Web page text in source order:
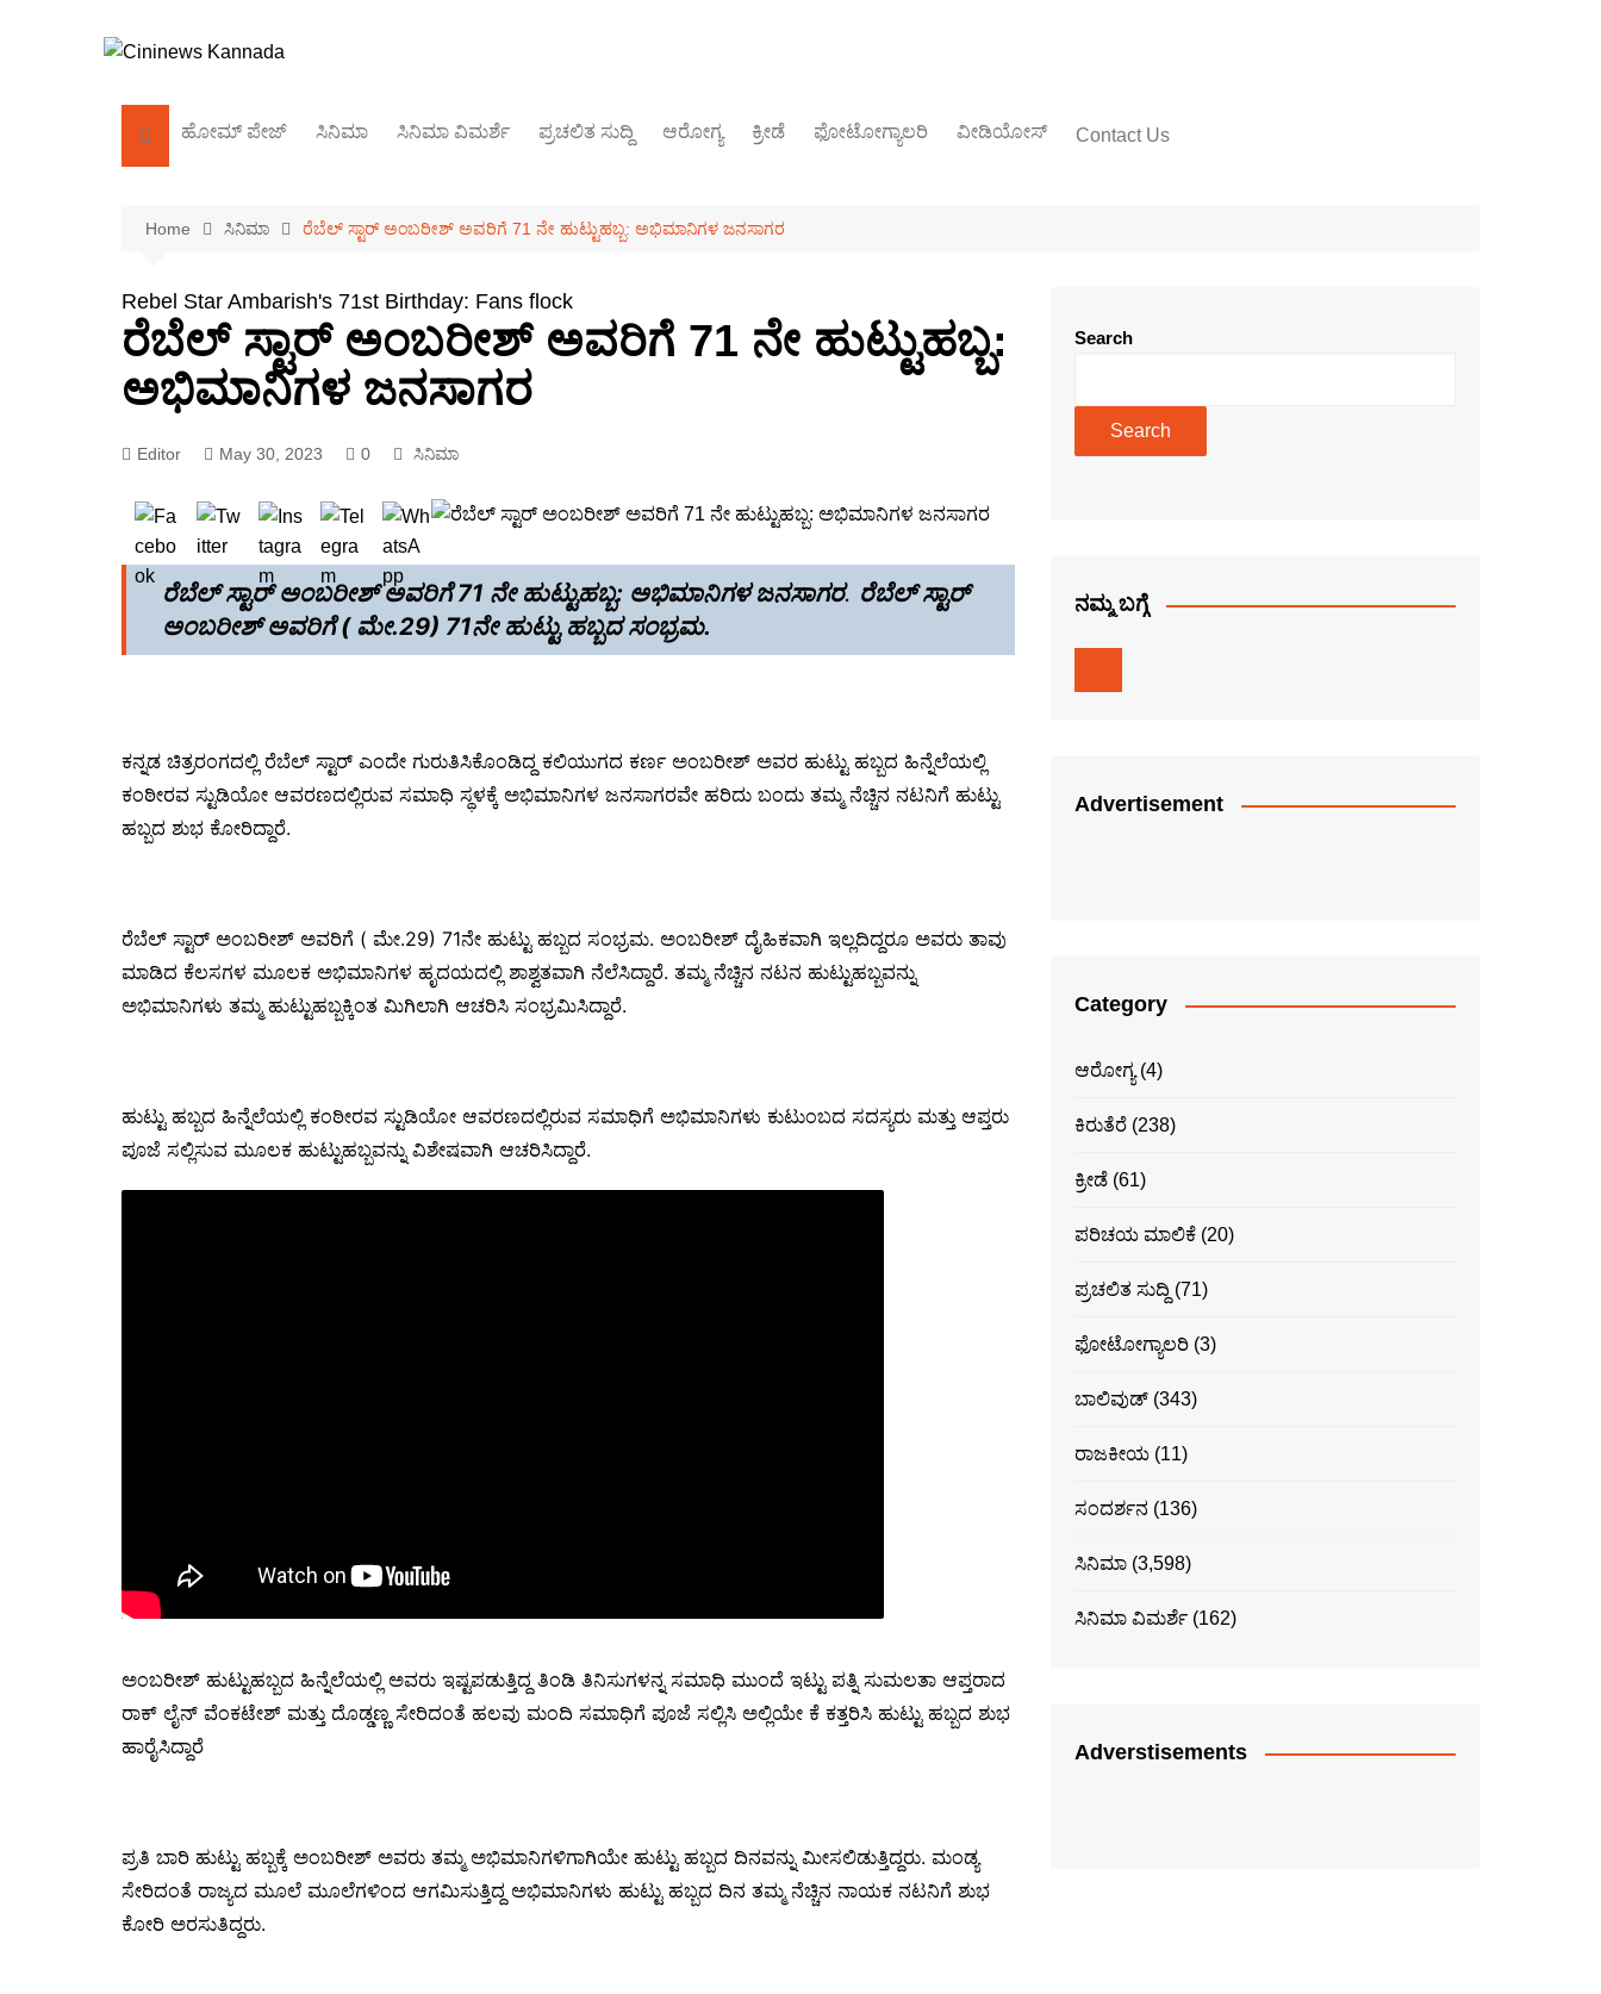
ಹೋಮ್‌ ಪೇಜ್ ಸಿನಿಮಾ
ಬಾಲಿವುಡ್
ಸಿನಿಮಾ ವಿಮರ್ಶೆ ಪ್ರಚಲಿತ ಸುದ್ದಿ ಆರೋಗ್ಯ ಕ್ರೀಡೆ ಫೋಟೋಗ್ಯಾಲರಿ ವೀಡಿಯೋಸ್ Contact Us
Home ಸಿನಿಮಾ ರೆಬೆಲ್ ಸ್ಟಾರ್ ಅಂಬರೀಶ್ ಅವರಿಗೆ 71 ನೇ ಹುಟ್ಟುಹಬ್ಬ: ಅಭಿಮಾನಿಗಳ ಜನಸಾಗರ
Rebel Star Ambarish's 71st Birthday: Fans flock
ರೆಬೆಲ್ ಸ್ಟಾರ್ ಅಂಬರೀಶ್ ಅವರಿಗೆ 71 ನೇ ಹುಟ್ಟುಹಬ್ಬ:
ಅಭಿಮಾನಿಗಳ ಜನಸಾಗರ
Editor May 30, 2023 0 ಸಿನಿಮಾ
ರೆಬೆಲ್ ಸ್ಟಾರ್ ಅಂಬರೀಶ್ ಅವರಿಗೆ 71 ನೇ ಹುಟ್ಟುಹಬ್ಬ: ಅಭಿಮಾನಿಗಳ ಜನಸಾಗರ. ರೆಬೆಲ್ ಸ್ಟಾರ್
ಅಂಬರೀಶ್ ಅವರಿಗೆ ( ಮೇ.29) 71ನೇ ಹುಟ್ಟು ಹಬ್ಬದ ಸಂಭ್ರಮ.
ಕನ್ನಡ ಚಿತ್ರರಂಗದಲ್ಲಿ ರೆಬೆಲ್ ಸ್ಟಾರ್ ಎಂದೇ ಗುರುತಿಸಿಕೊಂಡಿದ್ದ ಕಲಿಯುಗದ ಕರ್ಣ ಅಂಬರೀಶ್ ಅವರ ಹುಟ್ಟು ಹಬ್ಬದ ಹಿನ್ನೆಲೆಯಲ್ಲಿ
ಕಂಠೀರವ ಸ್ಟುಡಿಯೋ ಆವರಣದಲ್ಲಿರುವ ಸಮಾಧಿ ಸ್ಥಳಕ್ಕೆ ಅಭಿಮಾನಿಗಳ ಜನಸಾಗರವೇ ಹರಿದು ಬಂದು ತಮ್ಮ ನೆಚ್ಚಿನ ನಟನಿಗೆ ಹುಟ್ಟು
ಹಬ್ಬದ ಶುಭ ಕೋರಿದ್ದಾರೆ.
ರೆಬೆಲ್ ಸ್ಟಾರ್ ಅಂಬರೀಶ್ ಅವರಿಗೆ ( ಮೇ.29) 71ನೇ ಹುಟ್ಟು ಹಬ್ಬದ ಸಂಭ್ರಮ. ಅಂಬರೀಶ್ ದೈಹಿಕವಾಗಿ ಇಲ್ಲದಿದ್ದರೂ ಅವರು ತಾವು
ಮಾಡಿದ ಕೆಲಸಗಳ ಮೂಲಕ ಅಭಿಮಾನಿಗಳ ಹೃದಯದಲ್ಲಿ ಶಾಶ್ವತವಾಗಿ ನೆಲೆಸಿದ್ದಾರೆ. ತಮ್ಮ ನೆಚ್ಚಿನ ನಟನ ಹುಟ್ಟುಹಬ್ಬವನ್ನು
ಅಭಿಮಾನಿಗಳು ತಮ್ಮ ಹುಟ್ಟುಹಬ್ಬಕ್ಕಿಂತ ಮಿಗಿಲಾಗಿ ಆಚರಿಸಿ ಸಂಭ್ರಮಿಸಿದ್ದಾರೆ.
ಹುಟ್ಟು ಹಬ್ಬದ ಹಿನ್ನೆಲೆಯಲ್ಲಿ ಕಂಠೀರವ ಸ್ಟುಡಿಯೋ ಆವರಣದಲ್ಲಿರುವ ಸಮಾಧಿಗೆ ಅಭಿಮಾನಿಗಳು ಕುಟುಂಬದ ಸದಸ್ಯರು ಮತ್ತು ಆಪ್ತರು
ಪೂಜೆ ಸಲ್ಲಿಸುವ ಮೂಲಕ ಹುಟ್ಟುಹಬ್ಬವನ್ನು ವಿಶೇಷವಾಗಿ ಆಚರಿಸಿದ್ದಾರೆ.
ಅಂಬರೀಶ್ ಹುಟ್ಟುಹಬ್ಬದ ಹಿನ್ನೆಲೆಯಲ್ಲಿ ಅವರು ಇಷ್ಟಪಡುತ್ತಿದ್ದ ತಿಂಡಿ ತಿನಿಸುಗಳನ್ನ ಸಮಾಧಿ ಮುಂದೆ ಇಟ್ಟು ಪತ್ನಿ ಸುಮಲತಾ ಆಪ್ತರಾದ
ರಾಕ್ ಲೈನ್ ವೆಂಕಟೇಶ್ ಮತ್ತು ದೊಡ್ಡಣ್ಣ ಸೇರಿದಂತೆ ಹಲವು ಮಂದಿ ಸಮಾಧಿಗೆ ಪೂಜೆ ಸಲ್ಲಿಸಿ ಅಲ್ಲಿಯೇ ಕೆ ಕತ್ತರಿಸಿ ಹುಟ್ಟು ಹಬ್ಬದ ಶುಭ
ಹಾರೈಸಿದ್ದಾರೆ
ಪ್ರತಿ ಬಾರಿ ಹುಟ್ಟು ಹಬ್ಬಕ್ಕೆ ಅಂಬರೀಶ್ ಅವರು ತಮ್ಮ ಅಭಿಮಾನಿಗಳಿಗಾಗಿಯೇ ಹುಟ್ಟು ಹಬ್ಬದ ದಿನವನ್ನು ಮೀಸಲಿಡುತ್ತಿದ್ದರು. ಮಂಡ್ಯ
ಸೇರಿದಂತೆ ರಾಜ್ಯದ ಮೂಲೆ ಮೂಲೆಗಳಿಂದ ಆಗಮಿಸುತ್ತಿದ್ದ ಅಭಿಮಾನಿಗಳು ಹುಟ್ಟು ಹಬ್ಬದ ದಿನ ತಮ್ಮ ನೆಚ್ಚಿನ ನಾಯಕ ನಟನಿಗೆ ಶುಭ
ಕೋರಿ ಅರಸುತಿದ್ದರು.
Search
Search
ನಮ್ಮ ಬಗ್ಗೆ
Advertisement
Category
ಆರೋಗ್ಯ(4)
ಕಿರುತೆರೆ (238)
ಕ್ರೀಡೆ (61)
ಪರಿಚಯ ಮಾಲಿಕೆ (20)
ಪ್ರಚಲಿತ ಸುದ್ದಿ (71)
ಫೋಟೋಗ್ಯಾಲರಿ (3)
ಬಾಲಿವುಡ್ (343)
ರಾಜಕೀಯ (11)
ಸಂದರ್ಶನ (136)
ಸಿನಿಮಾ (3,598)
ಸಿನಿಮಾ ವಿಮರ್ಶೆ (162)
Adverstisements